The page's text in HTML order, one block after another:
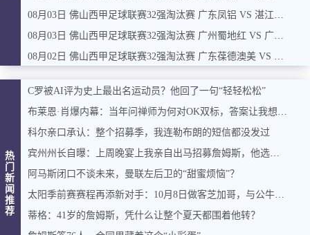
08月03日 佛山西甲足球联赛32强淘汰赛 广东凤铝 VS 湛江八部科技 全场录像
08月03日 佛山西甲足球联赛32强淘汰赛 广州蜀地红 VS 广州戴拿模 全场录像
08月02日 佛山西甲足球联赛32强淘汰赛 广东葆德澳美 VS 白坭兴龙 全场录像
热
门
新
闻
推
荐
C罗被AI评为史上最出名运动员？他回了一句“轻轻松松”
布莱恩·肖爆内幕：当年问禅师为何对OK双标，答案让我想起训狗那套
科尔亲口承认：整个招募季，我连勒布朗的短信都没发过
宾州州长自曝：上周晚宴上我亲自出马招募詹姆斯，他选了费城，我挺高兴
阿马斯闭口不谈未来，曼联左后卫的“甜蜜烦恼”？
太阳季前赛赛程再添新对手：10月8日做客芝加哥，与公牛过招
蒂格：41岁的詹姆斯，凭什么让整个夏天都围着他转？